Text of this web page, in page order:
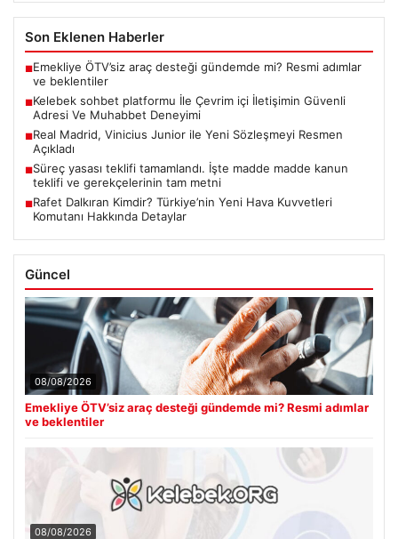
Son Eklenen Haberler
■Emekliye ÖTV’siz araç desteği gündemde mi? Resmi adımlar
ve beklentiler
■Kelebek sohbet platformu İle Çevrim içi İletişimin Güvenli
Adresi Ve Muhabbet Deneyimi
■Real Madrid, Vinicius Junior ile Yeni Sözleşmeyi Resmen
Açıkladı
■Süreç yasası teklifi tamamlandı. İşte madde madde kanun
teklifi ve gerekçelerinin tam metni
■Rafet Dalkıran Kimdir? Türkiye’nin Yeni Hava Kuvvetleri
Komutanı Hakkında Detaylar
Güncel
08/08/2026
Emekliye ÖTV’siz araç desteği gündemde mi? Resmi adımlar
ve beklentiler
08/08/2026